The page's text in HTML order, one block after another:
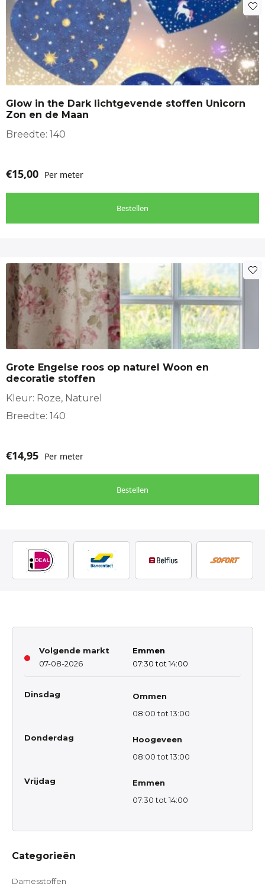
Glow in the Dark lichtgevende stoffen Unicorn
Zon en de Maan
Breedte: 140
€15,00 Per meter
Bestellen
Dit
product
heeft
meerdere
variaties.
Deze
kan
gekozen
worden
productpagina
Grote Engelse roos op naturel Woon en
decoratie stoffen
Kleur: Roze, Naturel
Breedte: 140
€14,95 Per meter
Bestellen
Volgende markt
07-08-2026
Emmen
07:30 tot 14:00
Dinsdag
Ommen
08:00 tot 13:00
Donderdag
Hoogeveen
08:00 tot 13:00
Vrijdag
Emmen
07:30 tot 14:00
Categorieën
Damesstoffen